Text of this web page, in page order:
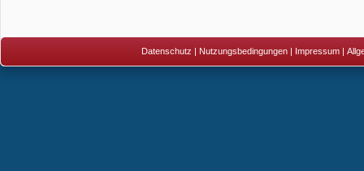
Datenschutz | Nutzungsbedingungen | Impressum |